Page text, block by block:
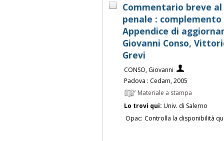
Commentario breve
penale :
Appendice di
Giovanni Conso,
Grevi
CONSO, Giovanni
Padova : Cedam, 2005
Materiale a stampa
Lo trovi qui: Univ. di Salerno
Opac: Controlla la disponibilità